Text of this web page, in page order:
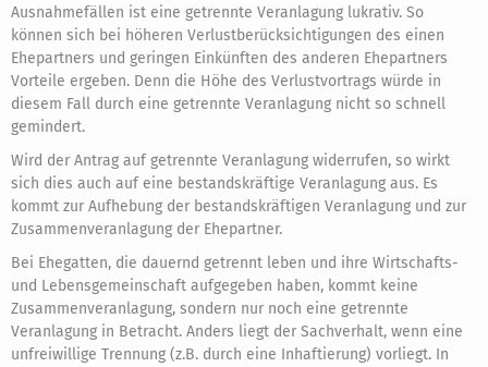
Ausnahmefällen ist eine getrennte Veranlagung lukrativ. So
können sich bei höheren Verlustberücksichtigungen des einen
Ehepartners und geringen Einkünften des anderen Ehepartners
Vorteile ergeben. Denn die Höhe des Verlustvortrags würde in
diesem Fall durch eine getrennte Veranlagung nicht so schnell
gemindert.
Wird der Antrag auf getrennte Veranlagung widerrufen, so wirkt
sich dies auch auf eine bestandskräftige Veranlagung aus. Es
kommt zur Aufhebung der bestandskräftigen Veranlagung und zur
Zusammenveranlagung der Ehepartner.
Bei Ehegatten, die dauernd getrennt leben und ihre Wirtschafts-
und Lebensgemeinschaft aufgegeben haben, kommt keine
Zusammenveranlagung, sondern nur noch eine getrennte
Veranlagung in Betracht. Anders liegt der Sachverhalt, wenn eine
unfreiwillige Trennung (z.B. durch eine Inhaftierung) vorliegt. In